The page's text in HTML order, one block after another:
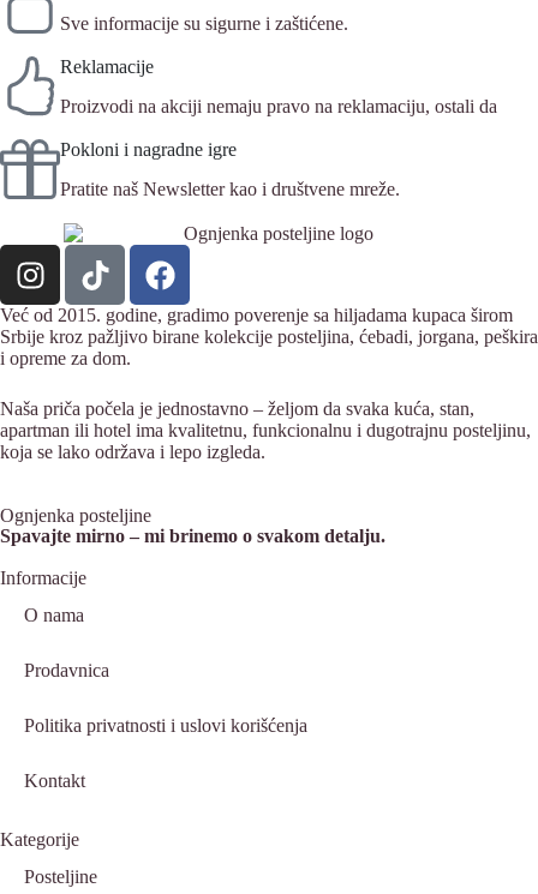
Sve informacije su sigurne i zaštićene.
Reklamacije
Proizvodi na akciji nemaju pravo na reklamaciju, ostali da
Pokloni i nagradne igre
Pratite naš Newsletter kao i društvene mreže.
Već od 2015. godine, gradimo poverenje sa hiljadama kupaca širom
Srbije kroz pažljivo birane kolekcije posteljina, ćebadi, jorgana, peškira
i opreme za dom.
Naša priča počela je jednostavno – željom da svaka kuća, stan,
apartman ili hotel ima kvalitetnu, funkcionalnu i dugotrajnu posteljinu,
koja se lako održava i lepo izgleda.
Ognjenka posteljine
Spavajte mirno – mi brinemo o svakom detalju.
Informacije
O nama
Prodavnica
Politika privatnosti i uslovi korišćenja
Kontakt
Kategorije
Posteljine